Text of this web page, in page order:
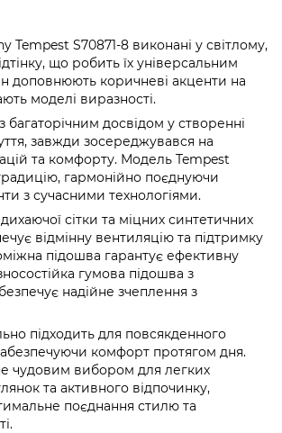
Tempest S70871-8 виконані у світлому,
що робить їх універсальним
доповнюють коричневі акценти на
моделі виразності.
багаторічним досвідом у створенні
завжди зосереджувався на
та комфорту. Модель Tempest
гармонійно поєднуючи
з сучасними технологіями.
сітки та міцних синтетичних
відмінну вентиляцію та підтримку
підошва гарантує ефективну
гумова підошва з
надійне зчеплення з
підходить для повсякденного
комфорт протягом дня.
чудовим вибором для легких
та активного відпочинку,
поєднання стилю та